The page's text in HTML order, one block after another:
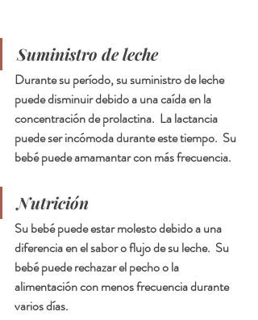
Suministro de leche
Durante su período, su suministro de leche
puede disminuir debido a una caída en la
concentración de prolactina.  La lactancia
puede ser incómoda durante este tiempo.  Su
bebé puede amamantar con más frecuencia.
Nutrición
Su bebé puede estar molesto debido a una
diferencia en el sabor o flujo de su leche.  Su
bebé puede rechazar el pecho o la
alimentación con menos frecuencia durante
varios días.